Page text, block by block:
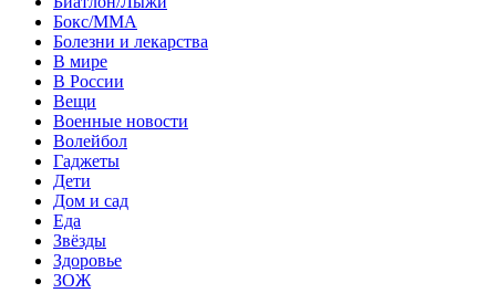
Бокс/MMA
Болезни и лекарства
В мире
В России
Вещи
Военные новости
Волейбол
Гаджеты
Дети
Дом и сад
Еда
Звёзды
Здоровье
ЗОЖ